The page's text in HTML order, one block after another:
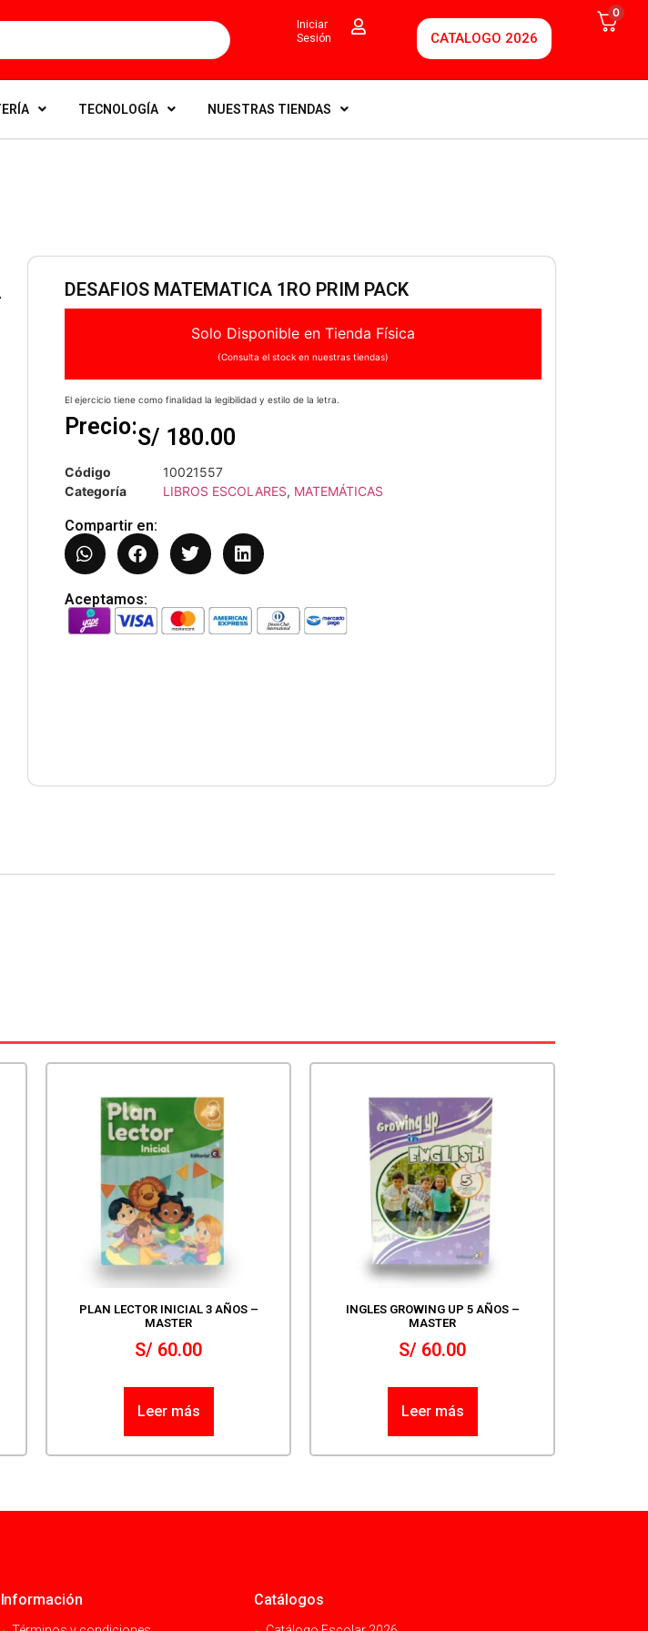
Iniciar
Sesión
CATALOGO 2026
0
TECNOLOGÍA NUESTRAS TIENDAS
DESAFIOS MATEMATICA 1RO PRIM PACK
Solo Disponible en Tienda Física
(Consulta el stock en nuestras tiendas)
El ejercicio tiene como finalidad la legibilidad y estilo de la letra.
Precio:S/ 180.00
Código
10021557
Categoría
LIBROS ESCOLARES, MATEMÁTICAS
Compartir en:
Aceptamos:
PLAN LECTOR INICIAL 3 AÑOS –
MASTER
S/ 60.00
Leer más
INGLES GROWING UP 5 AÑOS –
MASTER
S/ 60.00
Leer más
Información Catálogos